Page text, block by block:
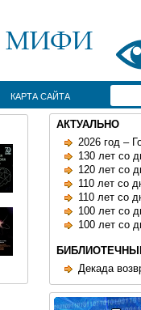
КАРТА САЙТА
АКТУАЛЬНО
2026 год –
130 лет со
120 лет со
110 лет со
110 лет со
100 лет со
100 лет со
Декада